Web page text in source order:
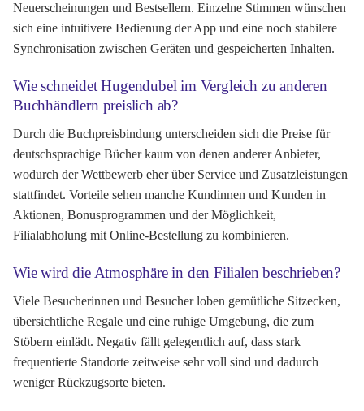
Neuerscheinungen und Bestsellern. Einzelne Stimmen wünschen
sich eine intuitivere Bedienung der App und eine noch stabilere
Synchronisation zwischen Geräten und gespeicherten Inhalten.
Wie schneidet Hugendubel im Vergleich zu anderen
Buchhändlern preislich ab?
Durch die Buchpreisbindung unterscheiden sich die Preise für
deutschsprachige Bücher kaum von denen anderer Anbieter,
wodurch der Wettbewerb eher über Service und Zusatzleistungen
stattfindet. Vorteile sehen manche Kundinnen und Kunden in
Aktionen, Bonusprogrammen und der Möglichkeit,
Filialabholung mit Online-Bestellung zu kombinieren.
Wie wird die Atmosphäre in den Filialen beschrieben?
Viele Besucherinnen und Besucher loben gemütliche Sitzecken,
übersichtliche Regale und eine ruhige Umgebung, die zum
Stöbern einlädt. Negativ fällt gelegentlich auf, dass stark
frequentierte Standorte zeitweise sehr voll sind und dadurch
weniger Rückzugsorte bieten.